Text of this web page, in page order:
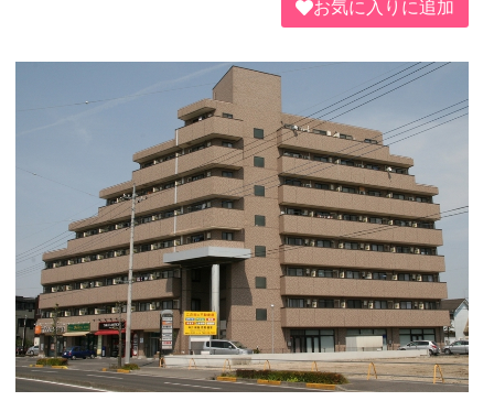
お気に入りに追加